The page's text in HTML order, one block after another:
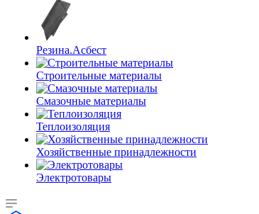
Резина.Асбест
Строительные материалы
Смазочные материалы
Теплоизоляция
Хозяйственные принадлежности
Электротовары